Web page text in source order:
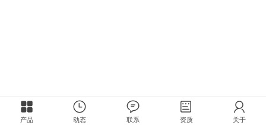
产品 动态 联系 资质 关于